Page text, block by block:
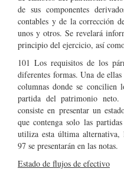
de sus componentes
contables y de la corrección
unos y otros. Se revelará
principio del ejercicio, así
101 Los requisitos de los
diferentes formas. Una de
columnas donde se concilien
partida del patrimonio
consiste en presentar un
que contenga solo las
utiliza esta última alternativa,
97 se presentarán en las notas.
Estado de flujos de efectivo